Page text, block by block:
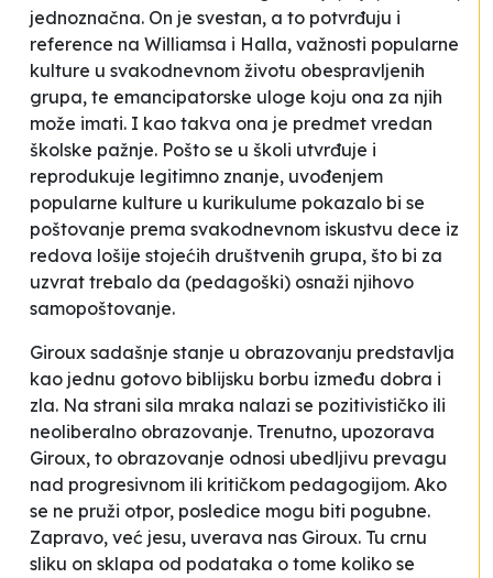
jednoznačna. On je svestan, a to potvrđuju i
reference na Williamsa i Halla, važnosti popularne
kulture u svakodnevnom životu obespravljenih
grupa, te emancipatorske uloge koju ona za njih
može imati. I kao takva ona je predmet vredan
školske pažnje. Pošto se u školi utvrđuje i
reprodukuje legitimno znanje, uvođenjem
popularne kulture u kurikulume pokazalo bi se
poštovanje prema svakodnevnom iskustvu dece iz
redova lošije stojećih društvenih grupa, što bi za
uzvrat trebalo da (pedagoški) osnaži njihovo
samopoštovanje.
Giroux sadašnje stanje u obrazovanju predstavlja
kao jednu gotovo biblijsku borbu između dobra i
zla. Na strani sila mraka nalazi se pozitivističko ili
neoliberalno obrazovanje. Trenutno, upozorava
Giroux, to obrazovanje odnosi ubedljivu prevagu
nad progresivnom ili kritičkom pedagogijom. Ako
se ne pruži otpor, posledice mogu biti pogubne.
Zapravo, već jesu, uverava nas Giroux. Tu crnu
sliku on sklapa od podataka o tome koliko se